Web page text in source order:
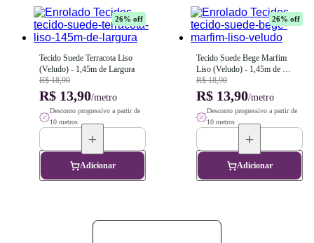
26% off
Tecido Suede Terracota Liso
(Veludo) - 1,45m de Largura
R$ 18,90
R$ 13,90/metro
Desconto progressivo a partir de
10 metros
Adicionar
26% off
Tecido Suede Bege Marfim
Liso (Veludo) - 1,45m de
Largura
R$ 18,90
R$ 13,90/metro
Desconto progressivo a partir de
10 metros
Adicionar